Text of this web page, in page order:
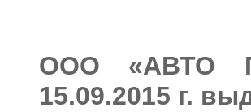
ООО «АВТО
15.09.2015 г. вы